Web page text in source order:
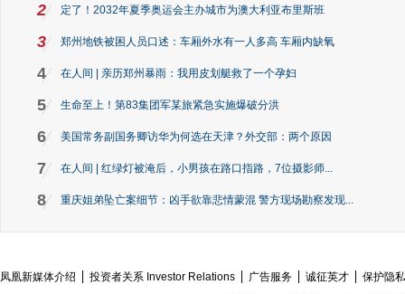
2 定了！2032年夏季奥运会主办城市为澳大利亚布里斯班
3 郑州地铁被困人员口述：车厢外水有一人多高 车厢内缺氧
4 在人间 | 亲历郑州暴雨：我用皮划艇救了一个孕妇
5 生命至上！第83集团军某旅紧急实施爆破分洪
6 美国常务副国务卿访华为何选在天津？外交部：两个原因
7 在人间 | 红绿灯被淹后，小男孩在路口指路，7位摄影师...
8 重庆姐弟坠亡案细节：凶手欲靠悲情蒙混 警方现场勘察发现...
凤凰新媒体介绍 投资者关系 Investor Relations 广告服务 诚征英才
保护隐